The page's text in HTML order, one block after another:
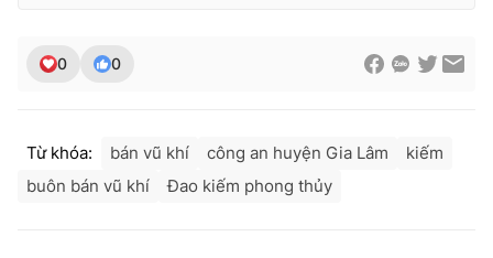
0 0
Từ khóa: bán vũ khí công an huyện Gia Lâm
kiếm
buôn bán vũ khí
Đao kiếm phong thủy